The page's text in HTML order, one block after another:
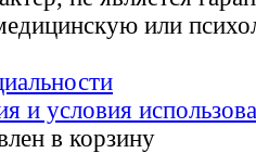
или
и условия
в корзину